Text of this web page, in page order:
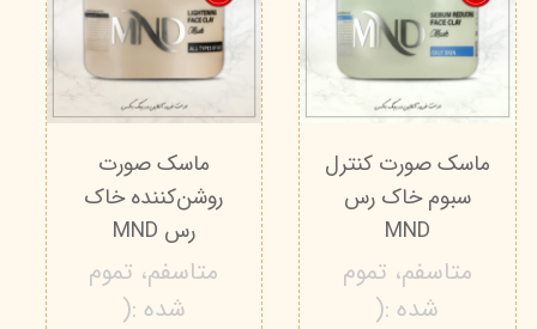
ماسک صورت کنترل
سبوم خاک رس
MND
متاسفم، تموم
شده :(
ماسک صورت
روشن‌کننده خاک
رس MND
متاسفم، تموم
شده :(